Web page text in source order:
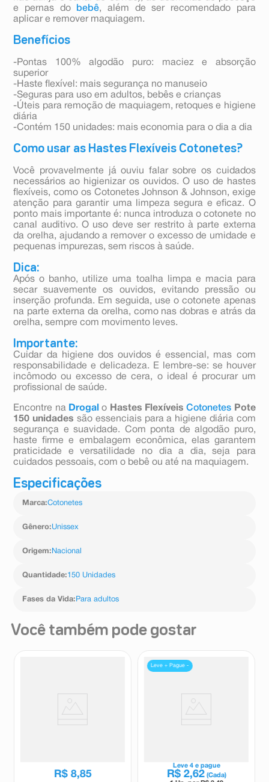
e pernas do
bebê, além de ser recomendado para
aplicar e remover maquiagem.
Benefícios
-Pontas 100% algodão puro: maciez e absorção
superior
-Haste flexível: mais segurança no manuseio
-Seguras para uso em adultos, bebês e crianças
-Úteis para remoção de maquiagem, retoques e higiene
diária
-Contém 150 unidades: mais economia para o dia a dia
Como usar as Hastes Flexíveis Cotonetes?
Você provavelmente já ouviu falar sobre os cuidados
necessários ao higienizar os ouvidos. O uso de hastes
flexíveis, como os Cotonetes Johnson & Johnson, exige
atenção para garantir uma limpeza segura e eficaz. O
ponto mais importante é: nunca introduza o cotonete no
canal auditivo. O uso deve ser restrito à parte externa
da orelha, ajudando a remover o excesso de umidade e
pequenas impurezas, sem riscos à saúde.
Dica:
Após o banho, utilize uma toalha limpa e macia para
secar suavemente os ouvidos, evitando pressão ou
inserção profunda. Em seguida, use o cotonete apenas
na parte externa da orelha, como nas dobras e atrás da
orelha, sempre com movimento leves.
Importante:
Cuidar da higiene dos ouvidos é essencial, mas com
responsabilidade e delicadeza. E lembre-se: se houver
incômodo ou excesso de cera, o ideal é procurar um
profissional de saúde.
Encontre na Drogal o Hastes FlexíveisCotonetes Pote
150 unidades são essenciais para a higiene diária com
segurança e suavidade. Com ponta de algodão puro,
haste firme e embalagem econômica, elas garantem
praticidade e versatilidade no dia a dia, seja para
cuidados pessoais, com o bebê ou até na maquiagem.
Especificações
Marca:Cotonetes
Gênero:Unissex
Origem: Nacional
Quantidade:150 Unidades
Fases da Vida: Para adultos
Você também pode gostar
R$ 8,85
Leve + Pague -
Leve4e pague
R$ 2,62 (Cada)